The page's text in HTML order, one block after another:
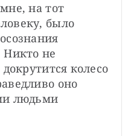
на тот
было
Никто не
колесо
оно
людьми